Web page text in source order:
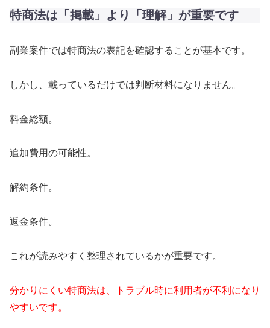
特商法は「掲載」より「理解」が重要です
副業案件では特商法の表記を確認することが基本です。
しかし、載っているだけでは判断材料になりません。
料金総額。
追加費用の可能性。
解約条件。
返金条件。
これが読みやすく整理されているかが重要です。
分かりにくい特商法は、トラブル時に利用者が不利になり
やすいです。